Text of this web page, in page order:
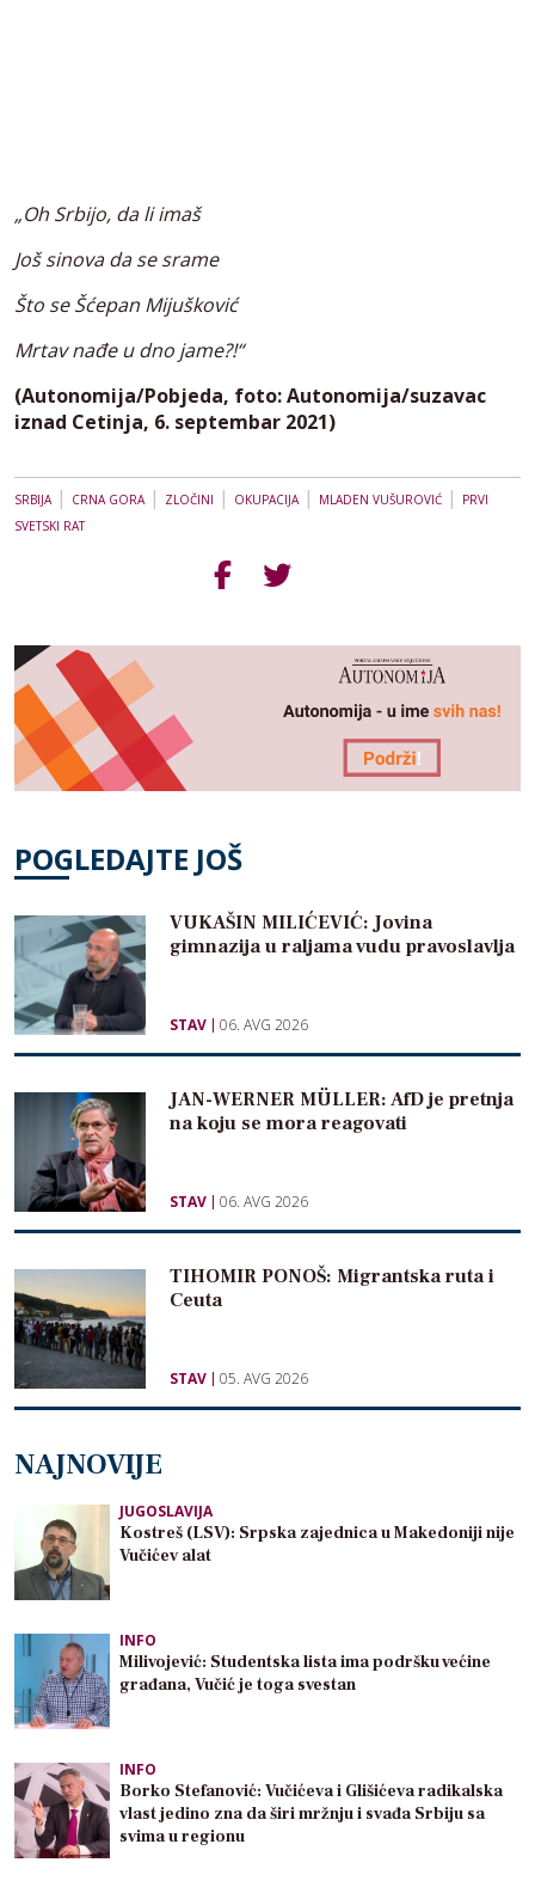
„Oh Srbijo, da li imaš
Još sinova da se srame
Što se Šćepan Mijušković
Mrtav nađe u dno jame?!“
(Autonomija/Pobjeda, foto: Autonomija/suzavac
iznad Cetinja, 6. septembar 2021)
SRBIJA| CRNA GORA| ZLOČINI | OKUPACIJA| MLADEN VUŠUROVIĆ |
PRVI
SVETSKI RAT
POGLEDAJTE JOŠ
VUKAŠIN MILIĆEVIĆ: Jovina
gimnazija u raljama vudu pravoslavlja
STAV 06. AVG 2026
JAN-WERNER MÜLLER: AfD je pretnja
na koju se mora reagovati
STAV 06. AVG 2026
TIHOMIR PONOŠ: Migrantska ruta i
Ceuta
STAV 05. AVG 2026
NAJNOVIJE
JUGOSLAVIJA
Kostreš (LSV): Srpska zajednica u Makedoniji nije
Vučićev alat
INFO
Milivojević: Studentska lista ima podršku većine
građana, Vučić je toga svestan
INFO
Borko Stefanović: Vučićeva i Glišićeva radikalska
vlast jedino zna da širi mržnju i svađa Srbiju sa
svima u regionu